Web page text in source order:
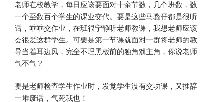
老师在校教学，每日应该要面对十余节数，几个班数，数
十个至数百个学生的课业交代。要是这些马骝仔都是很听
话，乖乖交作业，在班很宁静听老师教课，我想老师应该
会很爱这群学生。可要是第一节课就面对一群将老师的教
导当着耳边风，完全不理黑板前的独角戏主角，你说老师
气不气？
要是老师检查学生作业时，发觉学生没有交功课，又推辞
一堆废话，气死我也！